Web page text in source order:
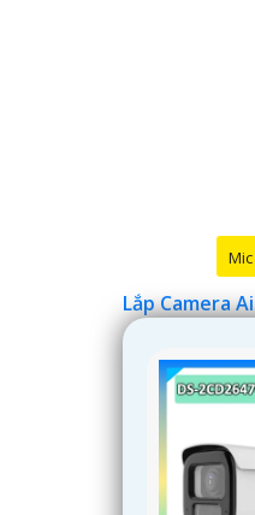
Lắp Camera